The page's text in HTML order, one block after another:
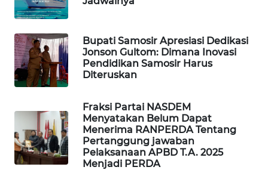
Bupati Samosir Apresiasi Dedikasi
Jonson Gultom: Dimana Inovasi
Pendidikan Samosir Harus
Diteruskan
Fraksi Partai NASDEM
Menyatakan Belum Dapat
Menerima RANPERDA Tentang
Pertanggung jawaban
Pelaksanaan APBD T.A. 2025
Menjadi PERDA
GARONGGANG
NEWS
FISUELRI
ID
CILEUNGSI
NEWS